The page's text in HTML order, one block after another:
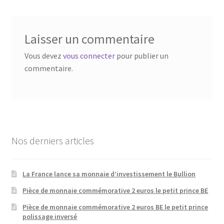
Laisser un commentaire
Vous devez vous connecterpour publier un
commentaire.
Nos derniers articles
La France lance sa monnaie d’investissement le Bullion
Pièce de monnaie commémorative 2 euros le petit prince BE
Pièce de monnaie commémorative 2 euros BE le petit prince
polissage inversé